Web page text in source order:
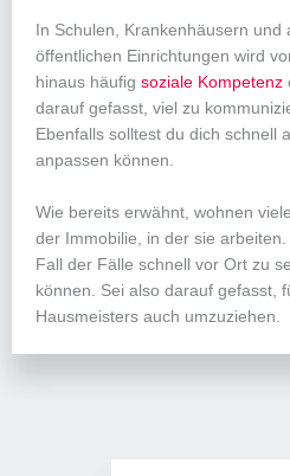
In Schulen, Krankenhäusern und
öffentlichen Einrichtungen wird
hinaus häufig soziale Kompetenz
darauf gefasst, viel zu
Ebenfalls solltest du dich schnell
anpassen können.
Wie bereits erwähnt, wohnen
der Immobilie, in der sie
Fall der Fälle schnell vor Ort zu
können. Sei also darauf gefasst,
Hausmeisters auch umzuziehen.